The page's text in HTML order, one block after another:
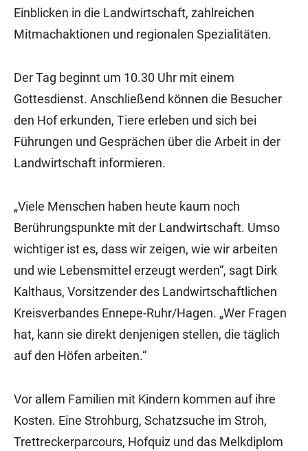
Einblicken in die Landwirtschaft, zahlreichen
Mitmachaktionen und regionalen Spezialitäten.
Der Tag beginnt um 10.30 Uhr mit einem
Gottesdienst. Anschließend können die Besucher
den Hof erkunden, Tiere erleben und sich bei
Führungen und Gesprächen über die Arbeit in der
Landwirtschaft informieren.
„Viele Menschen haben heute kaum noch
Berührungspunkte mit der Landwirtschaft. Umso
wichtiger ist es, dass wir zeigen, wie wir arbeiten
und wie Lebensmittel erzeugt werden“, sagt Dirk
Kalthaus, Vorsitzender des Landwirtschaftlichen
Kreisverbandes Ennepe-Ruhr/Hagen. „Wer Fragen
hat, kann sie direkt denjenigen stellen, die täglich
auf den Höfen arbeiten.“
Vor allem Familien mit Kindern kommen auf ihre
Kosten. Eine Strohburg, Schatzsuche im Stroh,
Trettreckerparcours, Hofquiz und das Melkdiplom